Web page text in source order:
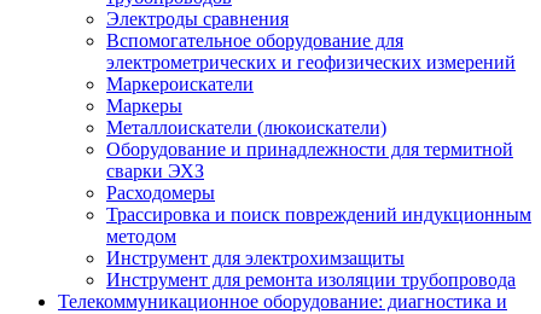
Электроды сравнения
Вспомогательное оборудование для
электрометрических и геофизических измерений
Маркероискатели
Маркеры
Металлоискатели (люкоискатели)
Оборудование и принадлежности для термитной
сварки ЭХЗ
Расходомеры
Трассировка и поиск повреждений индукционным
методом
Инструмент для электрохимзащиты
Инструмент для ремонта изоляции трубопровода
Телекоммуникационное оборудование: диагностика и